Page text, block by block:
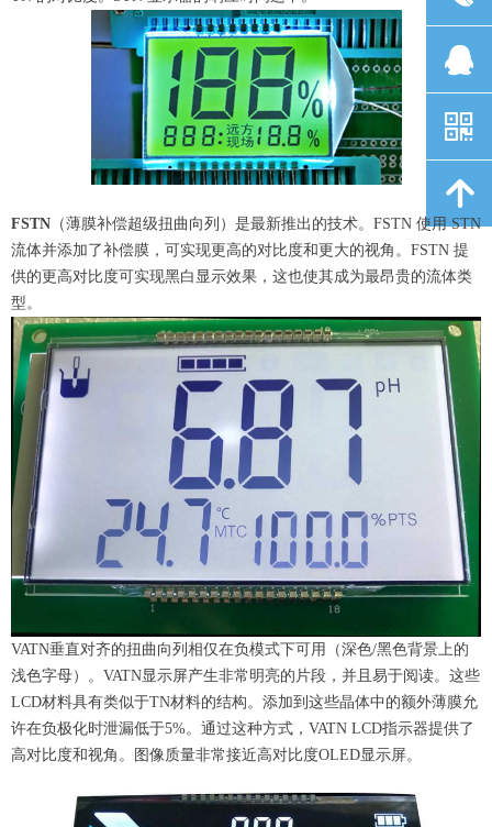
FSTN （薄膜补偿超级扭曲向列）是最新推出的技术。FSTN 使用 STN
流体并添加了补偿膜，可实现更高的对比度和更大的视角。FSTN 提
供的更高对比度可实现黑白显示效果，这也使其成为最昂贵的流体类
型。
VATN垂直对齐的扭曲向列相仅在负模式下可用（深色/黑色背景上的
浅色字母）。VATN显示屏产生非常明亮的片段，并且易于阅读。这些
LCD材料具有类似于TN材料的结构。添加到这些晶体中的额外薄膜允
许在负极化时泄漏低于5%。通过这种方式，VATN LCD指示器提供了
高对比度和视角。图像质量非常接近高对比度OLED显示屏。
뀩
낃
녕